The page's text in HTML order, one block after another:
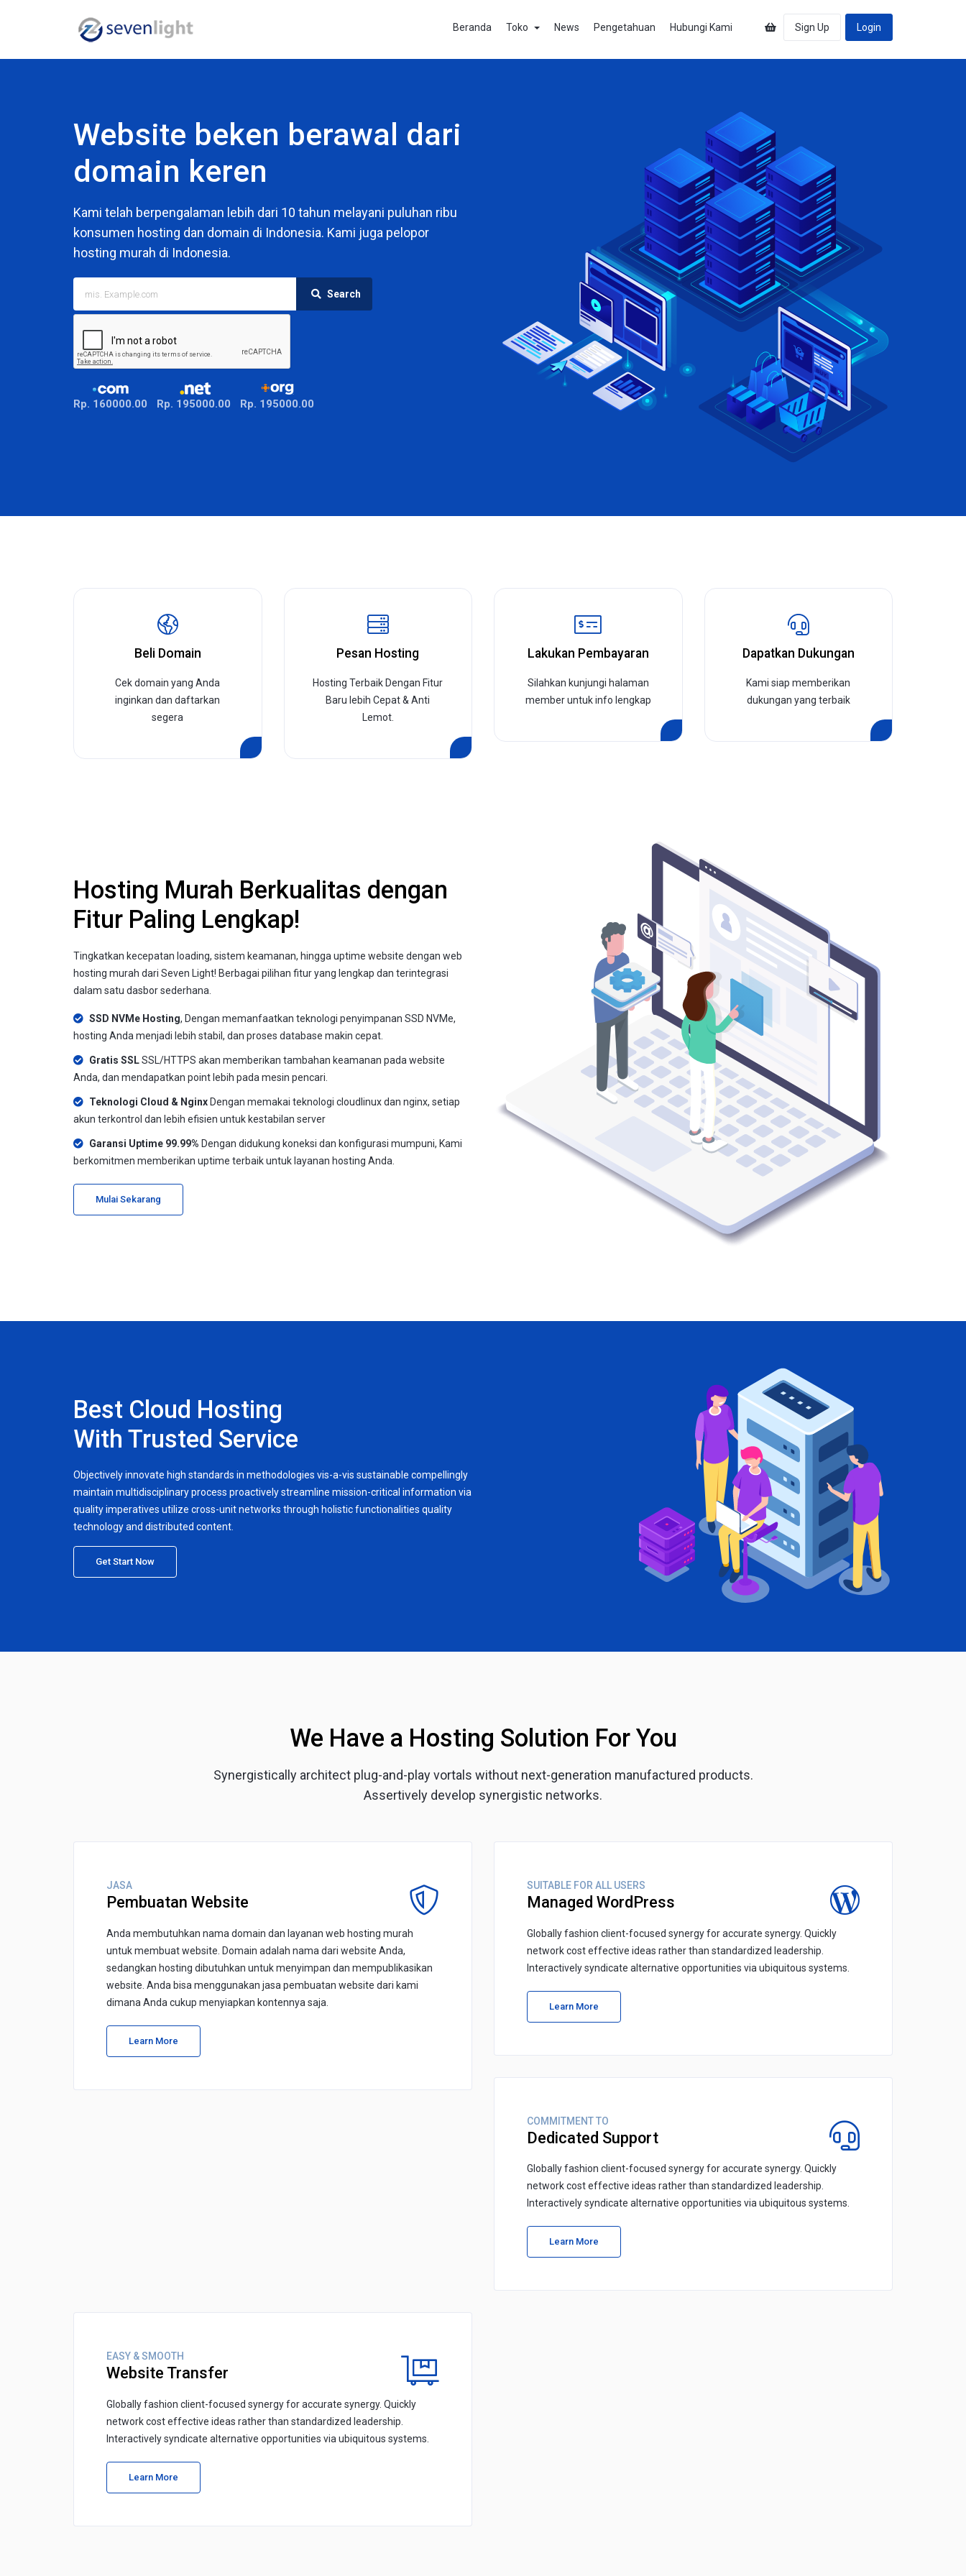
Beranda Toko News Pengetahuan Hubungi Kami Sign Up Login
Website beken berawal dari
domain keren
Kami telah berpengalaman lebih dari 10 tahun melayani puluhan ribu
konsumen hosting dan domain di Indonesia. Kami juga pelopor
hosting murah di Indonesia.
Search
Rp. 160000.00 Rp. 195000.00 Rp. 195000.00
Beli Domain
Cek domain yang Anda
inginkan dan daftarkan
segera
Pesan Hosting
Hosting Terbaik Dengan Fitur
Baru lebih Cepat & Anti
Lemot.
Lakukan Pembayaran
Silahkan kunjungi halaman
member untuk info lengkap
Dapatkan Dukungan
Kami siap memberikan
dukungan yang terbaik
Hosting Murah Berkualitas dengan
Fitur Paling Lengkap!
Tingkatkan kecepatan loading, sistem keamanan, hingga uptime website dengan web
hosting murah dari Seven Light! Berbagai pilihan fitur yang lengkap dan terintegrasi
dalam satu dasbor sederhana.
SSD NVMe Hosting, Dengan memanfaatkan teknologi penyimpanan SSD NVMe,
hosting Anda menjadi lebih stabil, dan proses database makin cepat.
Gratis SSLSSL/HTTPS akan memberikan tambahan keamanan pada website
Anda, dan mendapatkan point lebih pada mesin pencari.
Teknologi Cloud & Nginx Dengan memakai teknologi cloudlinux dan nginx, setiap
akun terkontrol dan lebih efisien untuk kestabilan server
Garansi Uptime 99.99% Dengan didukung koneksi dan konfigurasi mumpuni, Kami
berkomitmen memberikan uptime terbaik untuk layanan hosting Anda.
Mulai Sekarang
Best Cloud Hosting
With Trusted Service
Objectively innovate high standards in methodologies vis-a-vis sustainable compellingly
maintain multidisciplinary process proactively streamline mission-critical information via
quality imperatives utilize cross-unit networks through holistic functionalities quality
technology and distributed content.
Get Start Now
We Have a Hosting Solution For You
Synergistically architect plug-and-play vortals without next-generation manufactured products.
Assertively develop synergistic networks.
JASA
Pembuatan Website
Anda membutuhkan nama domain dan layanan web hosting murah
untuk membuat website. Domain adalah nama dari website Anda,
sedangkan hosting dibutuhkan untuk menyimpan dan mempublikasikan
website. Anda bisa menggunakan jasa pembuatan website dari kami
dimana Anda cukup menyiapkan kontennya saja.
Learn More
SUITABLE FOR ALL USERS
Managed WordPress
Globally fashion client-focused synergy for accurate synergy. Quickly
network cost effective ideas rather than standardized leadership.
Interactively syndicate alternative opportunities via ubiquitous systems.
Learn More
COMMITMENT TO
Dedicated Support
Globally fashion client-focused synergy for accurate synergy. Quickly
network cost effective ideas rather than standardized leadership.
Interactively syndicate alternative opportunities via ubiquitous systems.
Learn More
EASY & SMOOTH
Website Transfer
Globally fashion client-focused synergy for accurate synergy. Quickly
network cost effective ideas rather than standardized leadership.
Interactively syndicate alternative opportunities via ubiquitous systems.
Learn More